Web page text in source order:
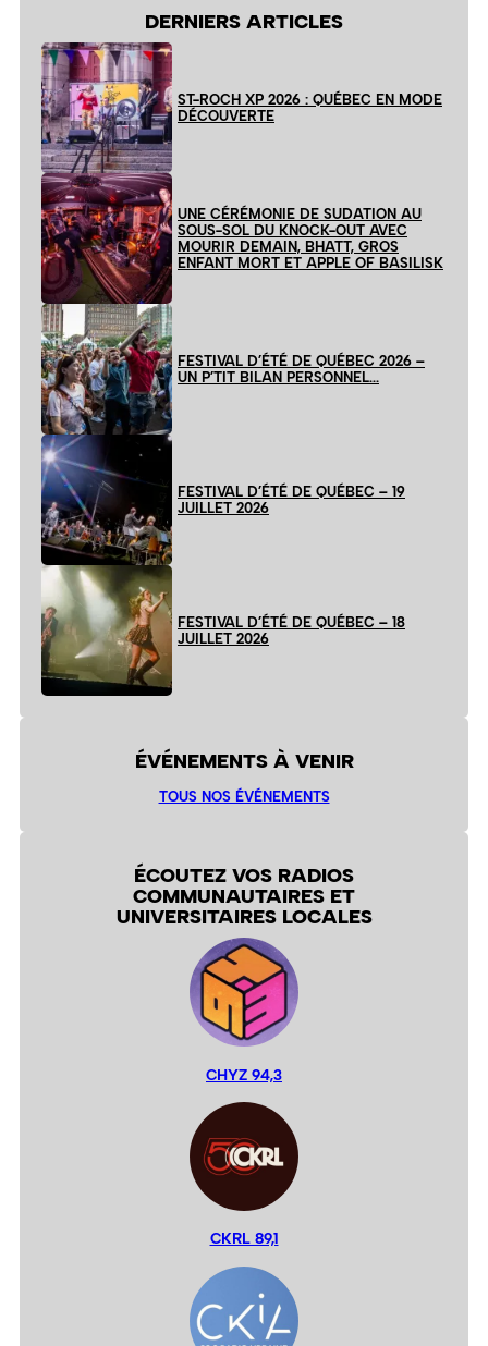
DERNIERS ARTICLES
ST-ROCH XP 2026 : QUÉBEC EN MODE
DÉCOUVERTE
UNE CÉRÉMONIE DE SUDATION AU
SOUS-SOL DU KNOCK-OUT AVEC
MOURIR DEMAIN, BHATT, GROS
ENFANT MORT ET APPLE OF BASILISK
FESTIVAL D’ÉTÉ DE QUÉBEC 2026 –
UN P’TIT BILAN PERSONNEL…
FESTIVAL D’ÉTÉ DE QUÉBEC – 19
JUILLET 2026
FESTIVAL D’ÉTÉ DE QUÉBEC – 18
JUILLET 2026
ÉVÉNEMENTS À VENIR
TOUS NOS ÉVÉNEMENTS
ÉCOUTEZ VOS RADIOS
COMMUNAUTAIRES ET
UNIVERSITAIRES LOCALES
CHYZ 94,3
CKRL 89,1